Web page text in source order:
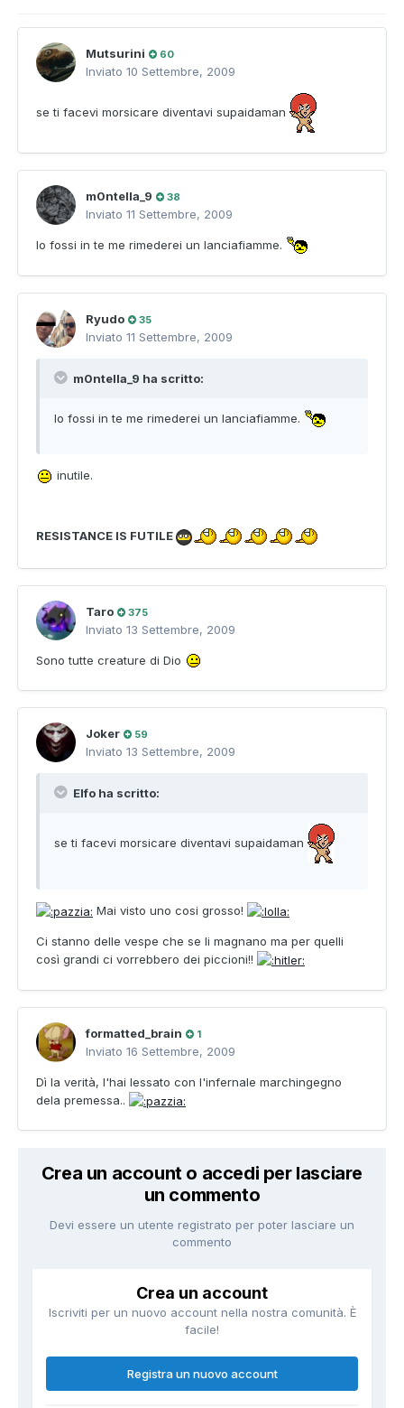
Mutsurini 60
Inviato 10 Settembre, 2009
se ti facevi morsicare diventavi supaidaman
m0ntella_9 38
Inviato 11 Settembre, 2009
Io fossi in te me rimederei un lanciafiamme.
Ryudo 35
Inviato 11 Settembre, 2009
m0ntella_9 ha scritto:
Io fossi in te me rimederei un lanciafiamme.
inutile.
RESISTANCE IS FUTILE
Taro 375
Inviato 13 Settembre, 2009
Sono tutte creature di Dio
Joker 59
Inviato 13 Settembre, 2009
Elfo ha scritto:
se ti facevi morsicare diventavi supaidaman
Mai visto uno cosi grosso!
Ci stanno delle vespe che se li magnano ma per quelli
così grandi ci vorrebbero dei piccioni!!
formatted_brain 1
Inviato 16 Settembre, 2009
Dì la verità, l'hai lessato con l'infernale marchingegno
dela premessa..
Crea un account o accedi per lasciare
un commento
Devi essere un utente registrato per poter lasciare un
commento
Crea un account
Iscriviti per un nuovo account nella nostra comunità. È
facile!
Registra un nuovo account